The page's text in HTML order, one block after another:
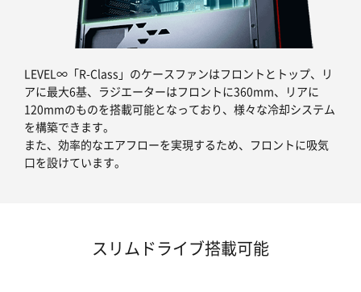
LEVEL∞「R-Class」のケースファンはフロントとトップ、リ
アに最大6基、ラジエーターはフロントに360mm、リアに
120mmのものを搭載可能となっており、様々な冷却システム
を構築できます。
また、効率的なエアフローを実現するため、フロントに吸気
口を設けています。
スリムドライブ搭載可能